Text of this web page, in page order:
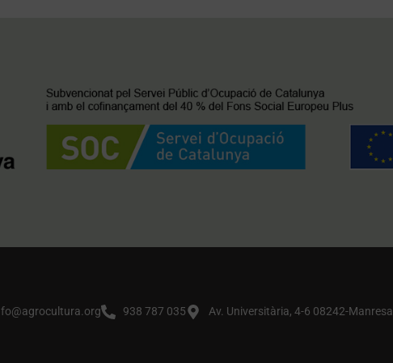
938 787 035 Av. Universitària, 4-6 08242-Manresa